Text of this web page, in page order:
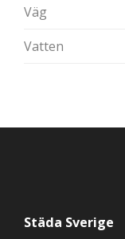
Väg
Vatten
Städa Sverige